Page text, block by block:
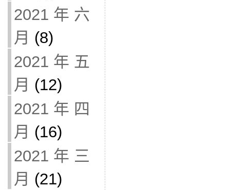
2021 年 六
月 (8)
2021 年 五
月 (12)
2021 年 四
月 (16)
2021 年 三
月 (21)